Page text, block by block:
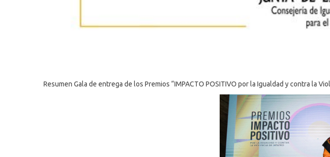
Resumen Gala de entrega de los Premios “IMPACTO POSITIVO por la Igualdad y contra la